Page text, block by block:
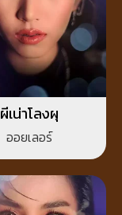
ผีเน่าโลงผุ
ออยเลอร์